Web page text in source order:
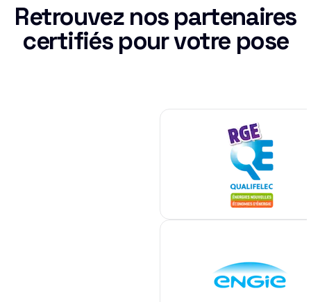
Retrouvez nos partenaires
certifiés pour votre pose